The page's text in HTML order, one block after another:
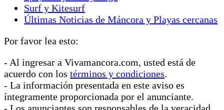
Surf y Kitesurf
Últimas Noticias de Máncora y Playas cercanas
Por favor lea esto:
- Al ingresar a Vivamancora.com, usted está de
acuerdo con los términos y condiciones.
- La información presentada en este aviso es
íntegramente proporcionada por el anunciante.